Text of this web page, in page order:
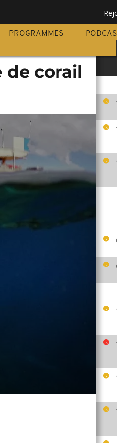
PROGRAMMES
PODCAST
de corail